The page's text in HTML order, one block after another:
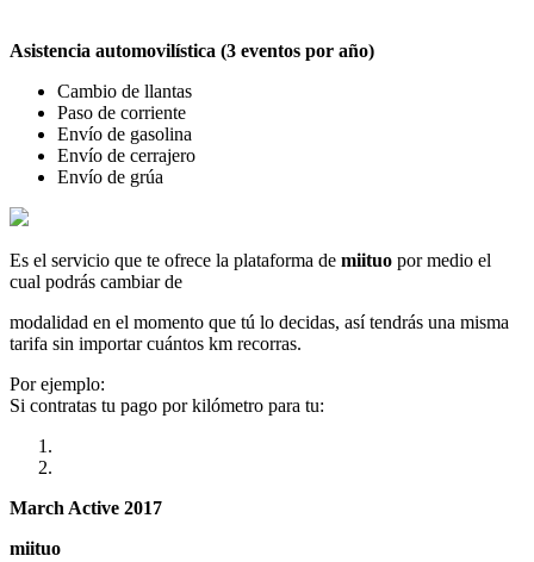
Asistencia automovilística (3 eventos por año)
Cambio de llantas
Paso de corriente
Envío de gasolina
Envío de cerrajero
Envío de grúa
Es el servicio que te ofrece la plataforma de miituo por medio el
cual podrás cambiar de
modalidad en el momento que tú lo decidas, así tendrás una misma
tarifa sin importar cuántos km recorras.
Por ejemplo:
Si contratas tu pago por kilómetro para tu:
March Active 2017
miituo